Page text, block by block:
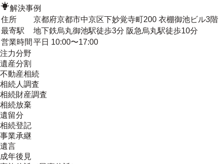
解決事例
住所
京都府京都市中京区下妙覚寺町200 衣棚御池ビル3階
最寄駅
地下鉄烏丸御池駅徒歩3分 阪急烏丸駅徒歩10分
営業時間 平日 10:00〜17:00
注力分野
遺産分割
不動産相続
相続人調査
相続財産調査
相続放棄
遺留分
相続登記
事業承継
遺言
成年後見